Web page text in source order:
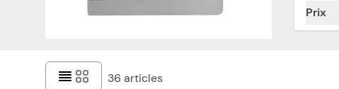
Prix
36 articles